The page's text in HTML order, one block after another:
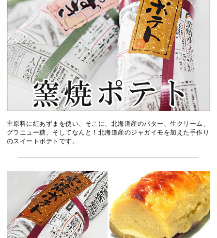
主原料に紅あずまを使い、そこに、北海道産のバター、生クリーム、
グラニュー糖、そしてなんと！北海道産のジャガイモを加えた手作り
のスイートポテトです。